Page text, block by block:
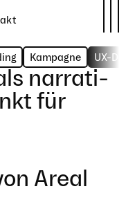
Kampagne UX-
nar­ra­ti­
für
Areal